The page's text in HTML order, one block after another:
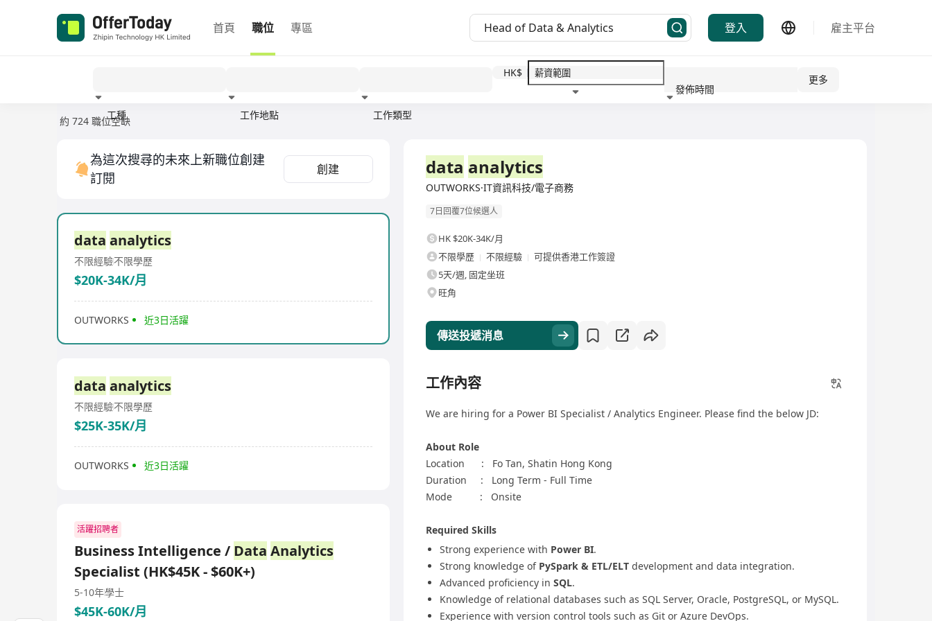
首頁 職位 專區 登入 雇主平台
工種 工作地點 工作類型
HK$
發佈時間
更多
約 724 職位空缺
為這次搜尋的未來上新職位創建
訂閱
創建
data analytics
不限經驗不限學歷
$20K-34K/月
OUTWORKS 近3日活躍
data analytics
不限經驗不限學歷
$25K-35K/月
OUTWORKS 近3日活躍
活躍招聘者
Business Intelligence / Data Analytics
Specialist (HK$45K - $60K+)
5-10年學士
$45K-60K/月
data analytics
OUTWORKS·IT資訊科技/電子商務
7日回覆7位候選人
HK $20K-34K/月
不限學歷
不限經驗
可提供香港工作簽證
5天/週, 固定坐班
旺角
傳送投遞消息
工作內容
We are hiring for a Power BI Specialist / Analytics Engineer. Please find the below JD:
About Role
Location : Fo Tan, Shatin Hong Kong
Duration : Long Term - Full Time
Mode : Onsite
Required Skills
Strong experience with Power BI.
Strong knowledge of PySpark & ETL/ELT development and data integration.
Advanced proficiency in SQL.
Knowledge of relational databases such as SQL Server, Oracle, PostgreSQL, or MySQL.
Experience with version control tools such as Git or Azure DevOps.